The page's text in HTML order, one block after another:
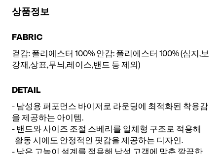
상품정보
FABRIC
겉감: 폴리에스터 100% 안감: 폴리에스터 100% (심지,보
강재,상표,무늬,레이스,밴드 등 제외)
DETAIL
- 남성용 퍼포먼스 바이저로 라운딩에 최적화된 착용감
을 제공하는 아이템.
- 밴드와 사이즈 조절 스베리를 일체형 구조로 적용해
활동 시에도 안정적인 핏감을 제공하는 디자인.
- 낮은 고높이 설계를 적용해 남성 고객에 맞춘 깔끔한